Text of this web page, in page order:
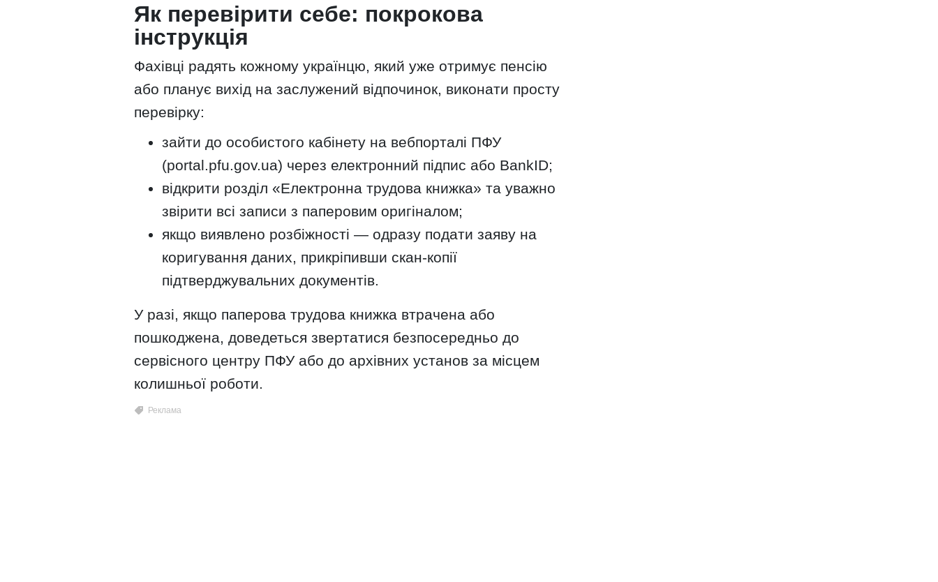
Як перевірити себе: покрокова
інструкція
Фахівці радять кожному українцю, який уже отримує пенсію
або планує вихід на заслужений відпочинок, виконати просту
перевірку:
зайти до особистого кабінету на вебпорталі ПФУ
(portal.pfu.gov.ua) через електронний підпис або BankID;
відкрити розділ «Електронна трудова книжка» та уважно
звірити всі записи з паперовим оригіналом;
якщо виявлено розбіжності — одразу подати заяву на
коригування даних, прикріпивши скан-копії
підтверджувальних документів.
У разі, якщо паперова трудова книжка втрачена або
пошкоджена, доведеться звертатися безпосередньо до
сервісного центру ПФУ або до архівних установ за місцем
колишньої роботи.